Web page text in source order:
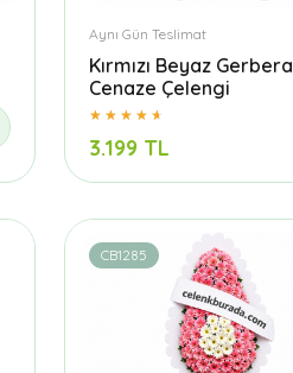
Aynı Gün Teslimat
Kırmızı Beyaz Gerbera
Cenaze Çelengi
3.199 TL
CB1285